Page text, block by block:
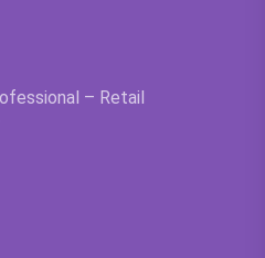
– Retail